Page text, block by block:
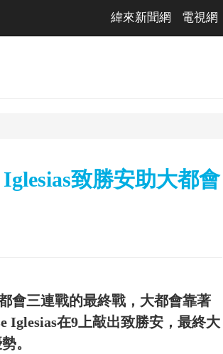
緯來新聞網 電視網
致勝安助大都會
會三連戰的最終戰，大都會靠著
Iglesias在9上敲出致勝安，最終大
。